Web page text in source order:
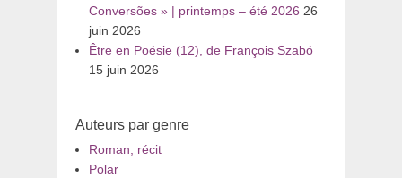
Conversões » | printemps – été 2026 26
juin 2026
Être en Poésie (12), de François Szabó
15 juin 2026
Auteurs par genre
Roman, récit
Polar